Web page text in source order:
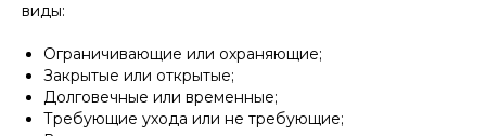
виды:
Ограничивающие или охраняющие;
Закрытые или открытые;
Долговечные или временные;
Требующие ухода или не требующие;